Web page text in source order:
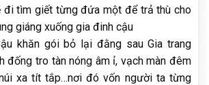
đi tìm giết từng đứa một để trả thù cho
giáng xuống gia đinh cậu
khăn gói bỏ lại đằng sau Gia trang
đống tro tàn nóng âm ỉ, vạch màn đêm
xa tít tắp…nơi đó vốn người ta từng